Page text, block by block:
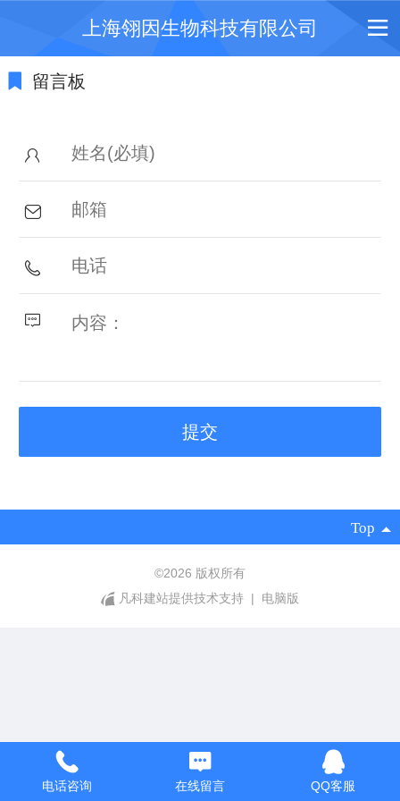
上海翎因生物科技有限公司
留言板
Top
©2026 版权所有
凡科建站提供技术支持
| 电脑版
电话咨询 在线留言 QQ客服